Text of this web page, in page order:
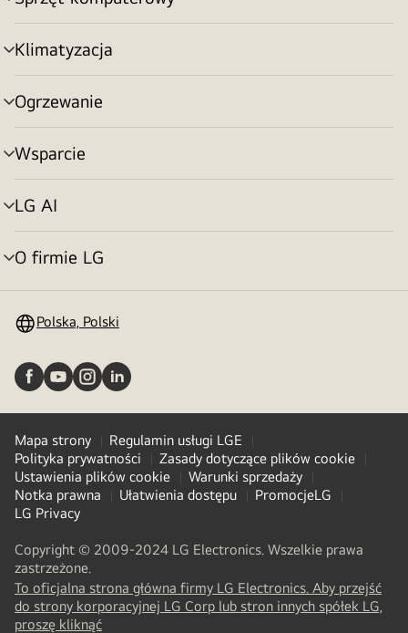
Przełącznik
menu
Klimatyzacja
Przełącznik
menu
Ogrzewanie
Przełącznik
menu
Wsparcie
Przełącznik
menu
LG AI
Przełącznik
menu
O firmie LG
Przełącznik
Polska, Polski
Mapa strony
Regulamin usługi LGE
Polityka prywatności
Zasady dotyczące plików cookie
Ustawienia plików cookie
Warunki sprzedaży
Notka prawna
Ułatwienia dostępu
PromocjeLG
LG Privacy
Copyright © 2009-2024 LG Electronics. Wszelkie prawa
zastrzeżone.
To oficjalna strona główna firmy LG Electronics. Aby przejść
do strony korporacyjnej LG Corp lub stron innych spółek LG,
proszę kliknąć(